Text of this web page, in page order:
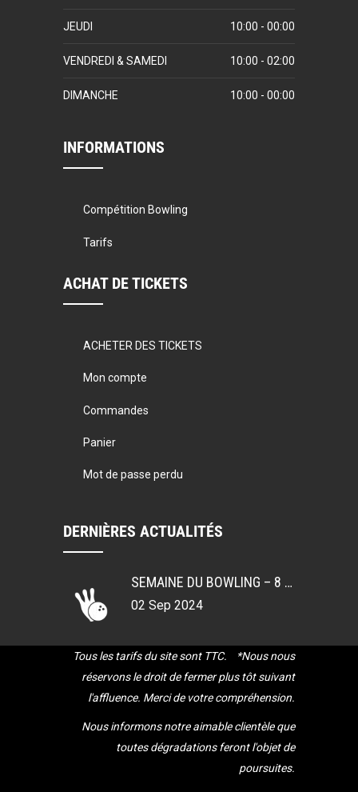
JEUDI 10:00 - 00:00
VENDREDI & SAMEDI 10:00 - 02:00
DIMANCHE 10:00 - 00:00
INFORMATIONS
Compétition Bowling
Tarifs
ACHAT DE TICKETS
ACHETER DES TICKETS
Mon compte
Commandes
Panier
Mot de passe perdu
DERNIÈRES ACTUALITÉS
SEMAINE DU BOWLING – 8 AU 12 SEPT. 2024
02 Sep 2024
Tous les tarifs du site sont TTC. *Nous nous
réservons le droit de fermer plus tôt suivant
l'affluence. Merci de votre compréhension.
Nous informons notre aimable clientèle que
toutes dégradations feront l'objet de
poursuites.